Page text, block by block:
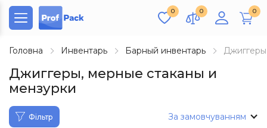
0 0 0
Головна Инвентарь Барный инвентарь
Джиггеры, мерные стаканы и
мензурки
Фільтр За замовчуванням